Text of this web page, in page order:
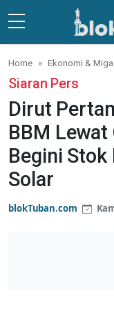
Skip to main content
Home Ekonomi &
Siaran Pers
Dirut
BBM Lewat
Begini
Solar
blokTuban.com